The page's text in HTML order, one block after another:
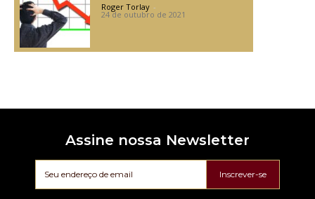
Roger Torlay -
24 de outubro de 2021
Assine nossa Newsletter
Inscrever-se